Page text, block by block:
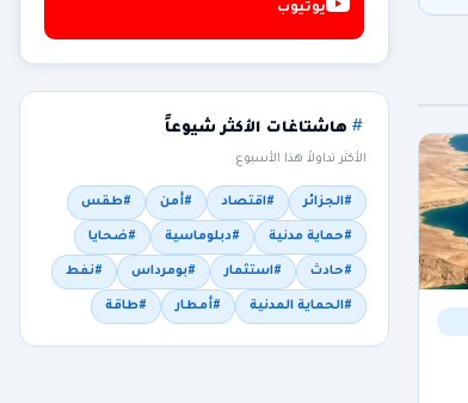
يوتيوب
هاشتاغات الأكثر شيوعاً
الأكثر تداولاً هذا الأسبوع
#الجزائر #اقتصاد #أمن #طقس
#حماية مدنية #دبلوماسية #ضحايا
#حادث #استثمار #بومرداس #نفط
#الحماية المدنية #أمطار #طاقة